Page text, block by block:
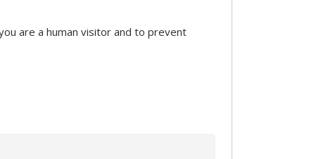
are a human visitor and to prevent